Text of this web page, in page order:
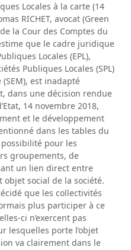
Locales à la carte (14
RICHET, avocat (Green
la Cour des Comptes du
que le cadre juridique
Locales (EPL),
Publiques Locales (SPL)
(SEM), est inadapté
dans une décision rendue
14 novembre 2018,
et le développement
dans les tables du
pour les
groupements, de
un lien direct entre
social de la société.
que les collectivités
plus participer à ce
ci n’exercent pas
lesquelles porte l’objet
va clairement dans le